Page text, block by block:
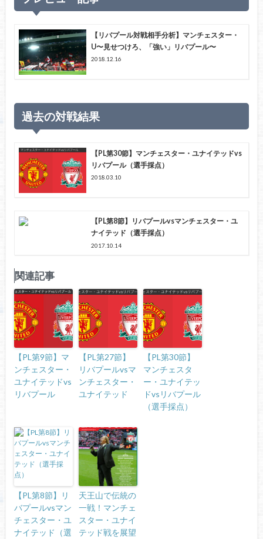
【リバプール対戦相手分析】マンチェスター・
U〜見せつけろ、「強い」リバプール〜
2018.12.16
過去の対戦結果
【PL第30節】マンチェスター・ユナイテッドvs
リバプール（選手採点）
2018.03.10
【PL第8節】リバプールvsマンチェスター・ユ
ナイテッド（選手採点）
2017.10.14
関連記事
【PL第9節】マ
ンチェスター・
ユナイテッドvs
リバプール
【PL第27節】
リバプールvsマ
ンチェスター・
ユナイテッド
【PL第30節】
マンチェスタ
ー・ユナイテッ
ドvsリバプール
（選手採点）
【PL第8節】リ
バプールvsマン
チェスター・ユ
ナイテッド（選
天王山で伝統の
一戦！マンチェ
スター・ユナイ
テッド戦を展望